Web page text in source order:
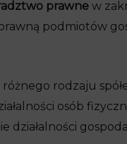
prawnew
podmiotów
rodzaju
osób
działalności